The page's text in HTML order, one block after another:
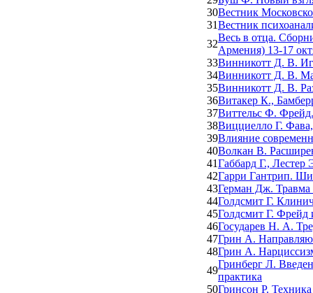
30Вестник
31Вестник
32
Весь в отца.
Армения) 13-17
33Винникотт Д. В.
34Винникотт Д. В.
35Винникотт Д. В.
36Витакер К.,
37Виттельс Ф.
38Вицциелло Г.
39Влияние
40Волкан В.
41Габбард Г.,
42Гарри Гантрип.
43Герман Дж. Травма
44Голдсмит Г.
45Голдсмит Г. Фрейд
46Государев Н. А.
47Грин А.
48Грин А.
49
Гринберг Л.
практика
50Гринсон Р.